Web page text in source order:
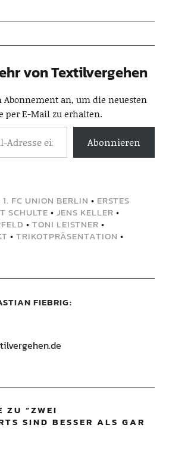
von Textilvergehen
an, um die neuesten
per E-Mail zu erhalten.
Abonnieren
1. FC UNION BERLIN • ERSTES
SCHULTE • JENS KELLER •
• TONI LEISTNER •
• TRIKOTPRÄSENTATION •
FIEBRIG
ZU “ZWEI
SIND BESSER ALS GAR